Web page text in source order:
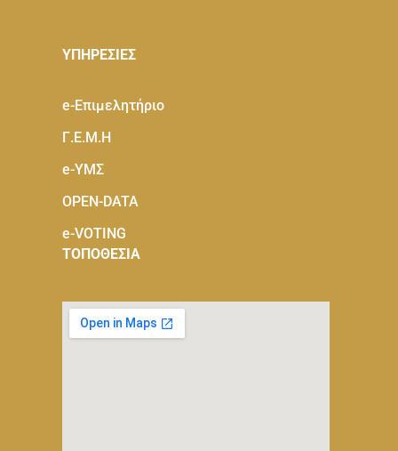
ΥΠΗΡΕΣΙΕΣ
e-Eπιμελητήριο
Γ.Ε.Μ.Η
e-ΥΜΣ
OPEN-DATA
e-VOTING
ΤΟΠΟΘΕΣΙΑ